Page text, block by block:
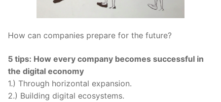
How can companies prepare for the future?
5 tips: How every company becomes successful in
the digital economy
1.) Through horizontal expansion.
2.) Building digital ecosystems.